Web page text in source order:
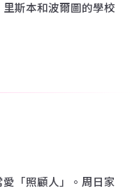
斯本和波爾圖的學校
「照顧人」。周日家